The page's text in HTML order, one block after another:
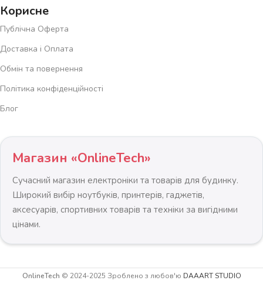
Корисне
Публічна Оферта
Доставка і Оплата
Обмін та повернення
Політика конфіденційності
Блог
Магазин «OnlineTech»
Сучасний магазин електроніки та товарів для будинку.
Широкий вибір ноутбуків, принтерів, гаджетів,
аксесуарів, спортивних товарів та техніки за вигідними
цінами.
OnlineTech © 2024-2025 Зроблено з любов'ю DAAART STUDIO